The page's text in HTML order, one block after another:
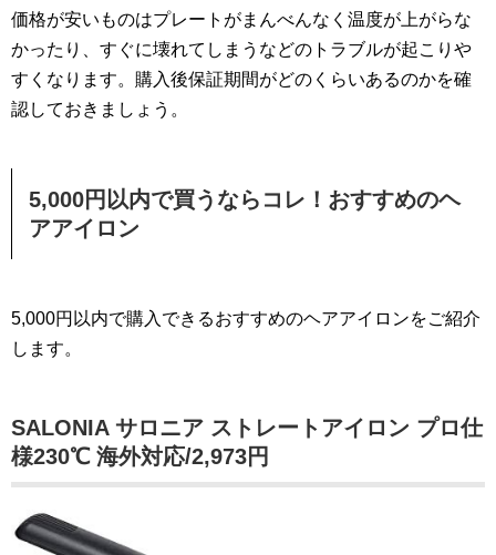
価格が安いものはプレートがまんべんなく温度が上がらな
かったり、すぐに壊れてしまうなどのトラブルが起こりや
すくなります。購入後保証期間がどのくらいあるのかを確
認しておきましょう。
5,000円以内で買うならコレ！おすすめのヘ
アアイロン
5,000円以内で購入できるおすすめのヘアアイロンをご紹介
します。
SALONIA サロニア ストレートアイロン プロ仕
様230℃ 海外対応/2,973円